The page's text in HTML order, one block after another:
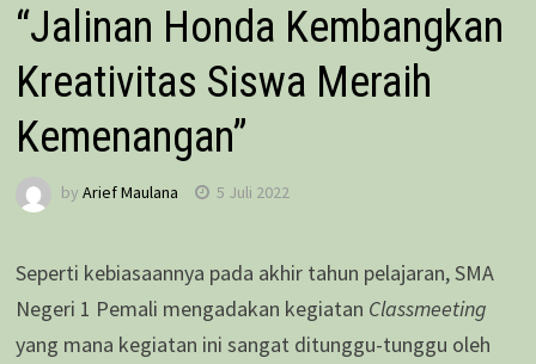
“Jalinan Honda Kembangkan
Kreativitas Siswa Meraih
Kemenangan”
by Arief Maulana 5 Juli 2022
Seperti kebiasaannya pada akhir tahun pelajaran, SMA
Negeri 1 Pemali mengadakan kegiatan Classmeeting
yang mana kegiatan ini sangat ditunggu-tunggu oleh